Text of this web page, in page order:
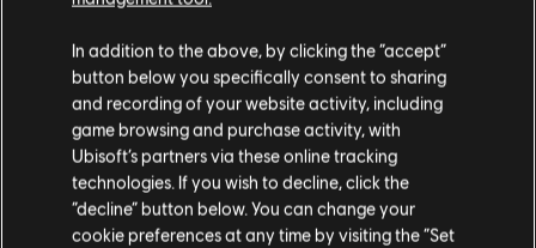
In addition to the above, by clicking the “accept”
button below you specifically consent to sharing
and recording of your website activity, including
game browsing and purchase activity, with
Ubisoft’s partners via these online tracking
technologies. If you wish to decline, click the
“decline” button below. You can change your
cookie preferences at any time by visiting the “Set